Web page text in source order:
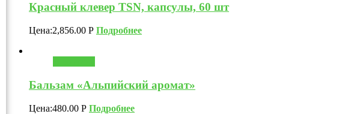
Красный клевер ТSN, капсулы, 60 шт
Цена:2,856.00 Р Подробнее
Бальзам «Альпийский аромат»
Цена:480.00 Р Подробнее